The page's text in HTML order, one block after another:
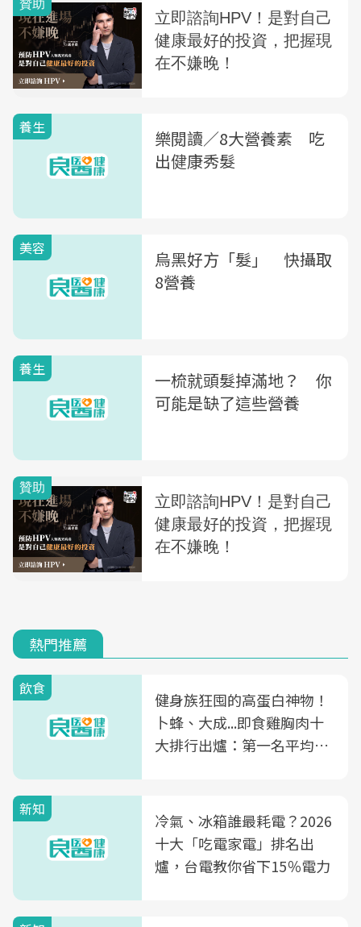
養生
樂閱讀／8大營養素 吃
出健康秀髮
美容
烏黑好方「髮」 快攝取
8營養
養生
一梳就頭髮掉滿地？ 你
可能是缺了這些營養
熱門推薦
飲食
健身族狂囤的高蛋白神物！
卜蜂、大成...即食雞胸肉十
大排行出爐：第一名平均一
新知
冷氣、冰箱誰最耗電？2026
十大「吃電家電」排名出
爐，台電教你省下15％電力